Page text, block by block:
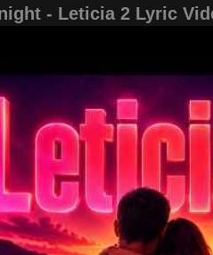
- Leticia 2 Lyric